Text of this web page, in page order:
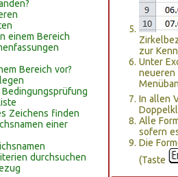
einem Bereich
Bereich vor?
Zeichens finden
einer
durchsuchen
zur
Unter
neueren
In allen
Alle
sofern
Die
(Taste